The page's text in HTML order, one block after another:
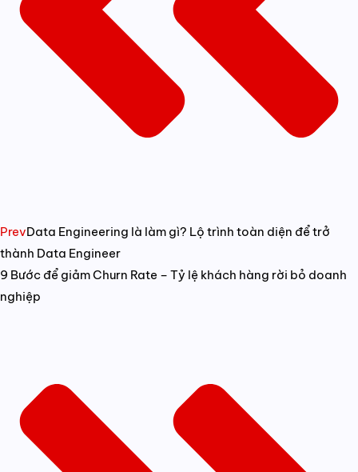
PrevData Engineering là làm gì? Lộ trình toàn diện để trở
thành Data Engineer
9 Bước để giảm Churn Rate – Tỷ lệ khách hàng rời bỏ doanh
nghiệp